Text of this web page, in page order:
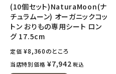
(10個セット)NaturaMoon(ナ
チュラムーン) オーガニックコッ
トン おりもの専用シート ロン
グ 17.5cm
定価 ¥8,360のところ
当店特別価格 ¥7,942 税込